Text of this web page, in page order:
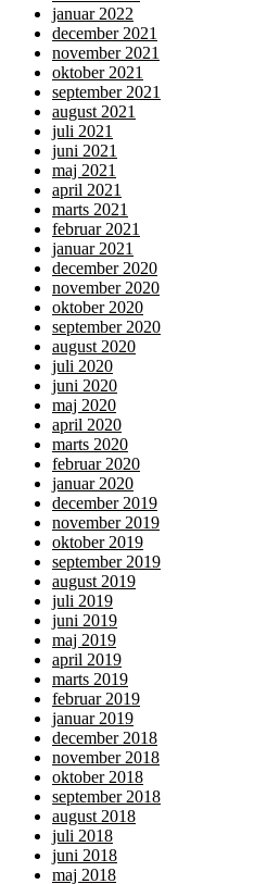
januar 2022
december 2021
november 2021
oktober 2021
september 2021
august 2021
juli 2021
juni 2021
maj 2021
april 2021
marts 2021
februar 2021
januar 2021
december 2020
november 2020
oktober 2020
september 2020
august 2020
juli 2020
juni 2020
maj 2020
april 2020
marts 2020
februar 2020
januar 2020
december 2019
november 2019
oktober 2019
september 2019
august 2019
juli 2019
juni 2019
maj 2019
april 2019
marts 2019
februar 2019
januar 2019
december 2018
november 2018
oktober 2018
september 2018
august 2018
juli 2018
juni 2018
maj 2018